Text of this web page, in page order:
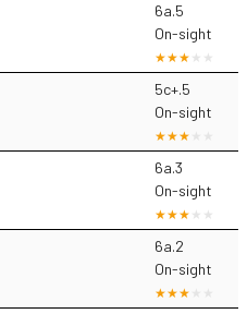
6a.5
On-sight
5c+.5
On-sight
6a.3
On-sight
6a.2
On-sight